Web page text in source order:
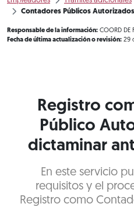
Contadores Públicos Autorizados
Responsable de la información: COORD DE
Fecha de última actualización o revisión: 29
Registro
Público
dictaminar
En este servicio
requisitos y el
Registro como